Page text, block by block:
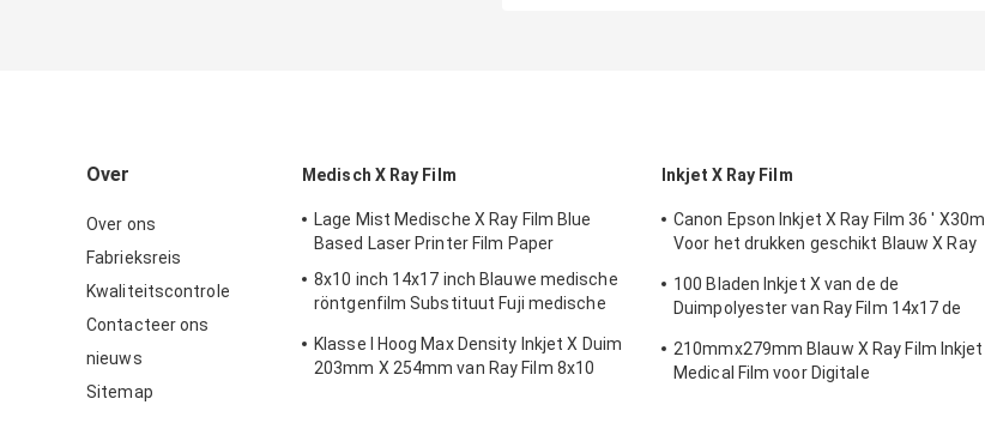
Over
Over ons
Fabrieksreis
Kwaliteitscontrole
Contacteer ons
nieuws
Sitemap
Medisch X Ray Film
Lage Mist Medische X Ray Film Blue
Based Laser Printer Film Paper
8x10 inch 14x17 inch Blauwe medische
röntgenfilm Substituut Fuji medische
Klasse I Hoog Max Density Inkjet X Duim
203mm X 254mm van Ray Film 8x10
Inkjet X Ray Film
Canon Epson Inkjet X Ray Film 36 ' X30m
Voor het drukken geschikt Blauw X Ray
100 Bladen Inkjet X van de de
Duimpolyester van Ray Film 14x17 de
210mmx279mm Blauw X Ray Film Inkjet
Medical Film voor Digitale